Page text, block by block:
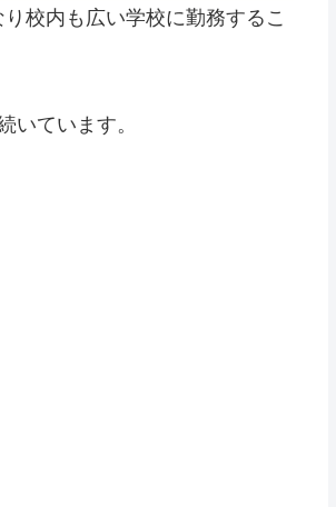
校内も広い学校に勤務するこ
いています。